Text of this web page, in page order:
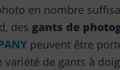
en nombre
des gants de
peuvent être
variété de gants à